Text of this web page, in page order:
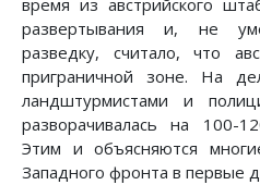
время из австрийского
развертывания и, не
разведку, считало, что
приграничной зоне. На
ландштурмистами и
разворачивалась на 100-
Этим и объясняются
Западного фронта в первые